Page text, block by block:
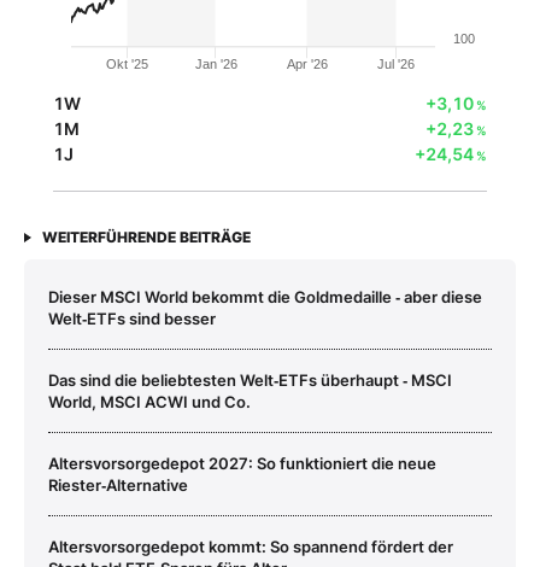
Okt '25 Jan '26 Apr '26 Jul '26
100
1W +3,10%
1M +2,23%
1J +24,54%
WEITERFÜHRENDE BEITRÄGE
Dieser MSCI World bekommt die Goldmedaille ‑ aber diese
Welt‑ETFs sind besser
Das sind die beliebtesten Welt‑ETFs überhaupt ‑ MSCI
World, MSCI ACWI und Co.
Altersvorsorgedepot 2027: So funktioniert die neue
Riester‑Alternative
Altersvorsorgedepot kommt: So spannend fördert der